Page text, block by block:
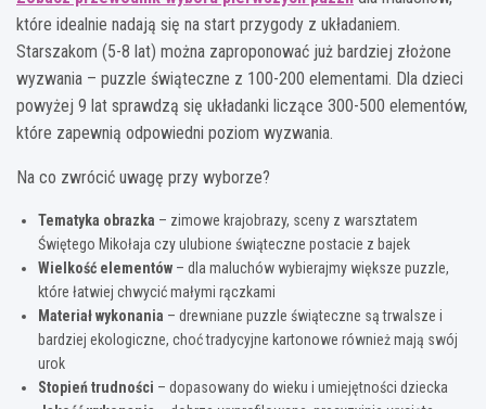
które idealnie nadają się na start przygody z układaniem.
Starszakom (5-8 lat) można zaproponować już bardziej złożone
wyzwania – puzzle świąteczne z 100-200 elementami. Dla dzieci
powyżej 9 lat sprawdzą się układanki liczące 300-500 elementów,
które zapewnią odpowiedni poziom wyzwania.
Na co zwrócić uwagę przy wyborze?
Tematyka obrazka – zimowe krajobrazy, sceny z warsztatem
Świętego Mikołaja czy ulubione świąteczne postacie z bajek
Wielkość elementów – dla maluchów wybierajmy większe puzzle,
które łatwiej chwycić małymi rączkami
Materiał wykonania – drewniane puzzle świąteczne są trwalsze i
bardziej ekologiczne, choć tradycyjne kartonowe również mają swój
urok
Stopień trudności – dopasowany do wieku i umiejętności dziecka